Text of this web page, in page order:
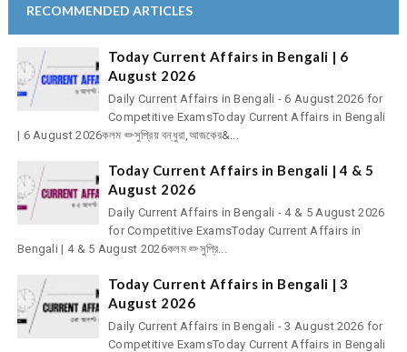
RECOMMENDED ARTICLES
Today Current Affairs in Bengali | 6
August 2026
Daily Current Affairs in Bengali - 6 August 2026 for
Competitive ExamsToday Current Affairs in Bengali
| 6 August 2026কলম ✏সুপ্রিয় বন্ধুরা,আজকের&...
Today Current Affairs in Bengali | 4 & 5
August 2026
Daily Current Affairs in Bengali - 4 & 5 August 2026
for Competitive ExamsToday Current Affairs in
Bengali | 4 & 5 August 2026কলম ✏সুপ্রি...
Today Current Affairs in Bengali | 3
August 2026
Daily Current Affairs in Bengali - 3 August 2026 for
Competitive ExamsToday Current Affairs in Bengali